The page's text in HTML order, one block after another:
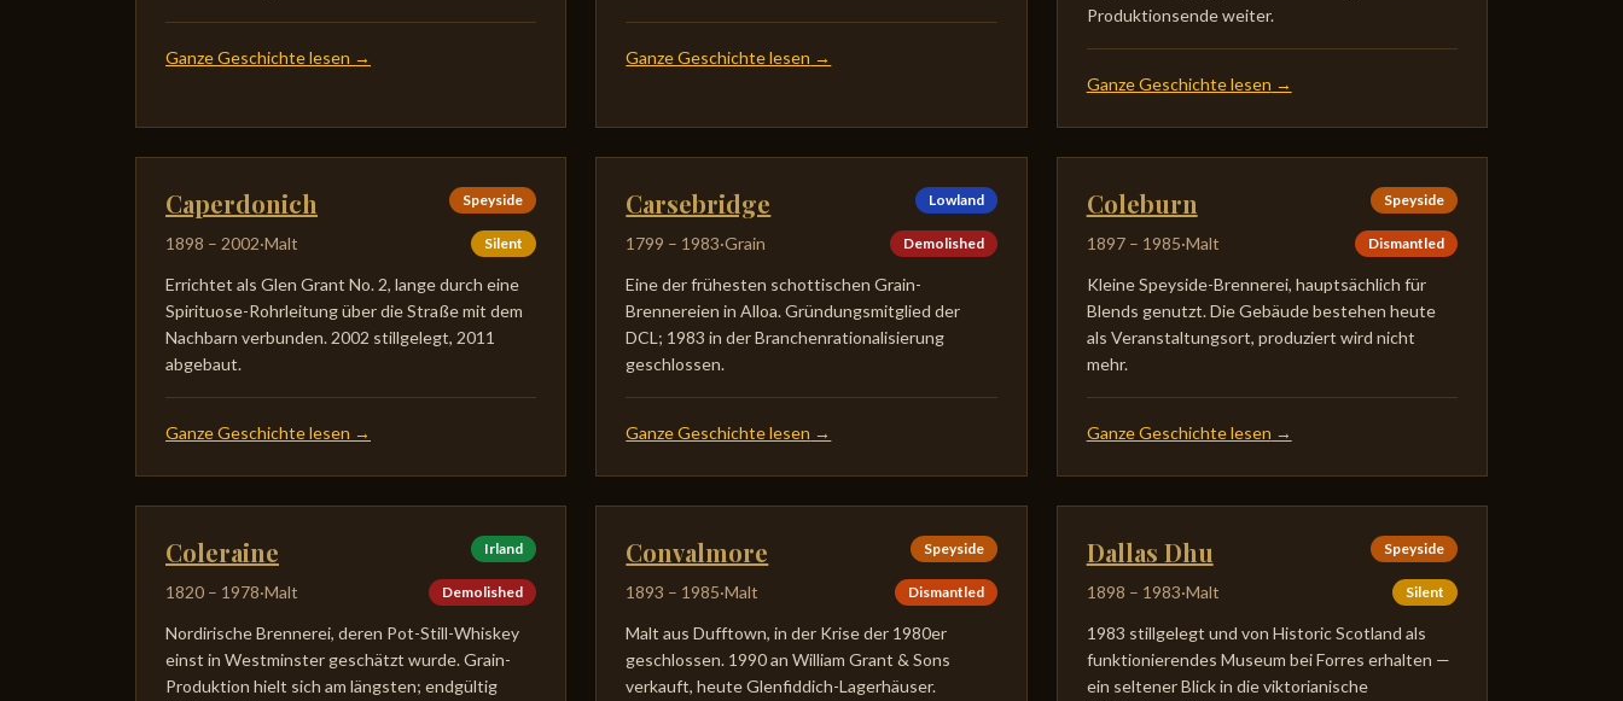
Ganze Geschichte lesen → Ganze Geschichte lesen →
Produktionsende weiter.
Ganze Geschichte lesen →
Caperdonich Speyside
1898 – 2002·Malt Silent
Errichtet als Glen Grant No. 2, lange durch eine
Spirituose-Rohrleitung über die Straße mit dem
Nachbarn verbunden. 2002 stillgelegt, 2011
abgebaut.
Ganze Geschichte lesen →
Carsebridge Lowland
1799 – 1983·Grain Demolished
Eine der frühesten schottischen Grain-
Brennereien in Alloa. Gründungsmitglied der
DCL; 1983 in der Branchenrationalisierung
geschlossen.
Ganze Geschichte lesen →
Coleburn Speyside
1897– 1985·Malt Dismantled
Kleine Speyside-Brennerei, hauptsächlich für
Blends genutzt. Die Gebäude bestehen heute
als Veranstaltungsort, produziert wird nicht
mehr.
Ganze Geschichte lesen →
Coleraine Irland
1820 – 1978·Malt Demolished
Nordirische Brennerei, deren Pot-Still-Whiskey
einst in Westminster geschätzt wurde. Grain-
Produktion hielt sich am längsten; endgültig
Convalmore Speyside
1893 – 1985·Malt Dismantled
Malt aus Dufftown, in der Krise der 1980er
geschlossen. 1990 an William Grant & Sons
verkauft, heute Glenfiddich-Lagerhäuser.
Dallas Dhu Speyside
1898 – 1983·Malt Silent
1983 stillgelegt und von Historic Scotland als
funktionierendes Museum bei Forres erhalten —
ein seltener Blick in die viktorianische